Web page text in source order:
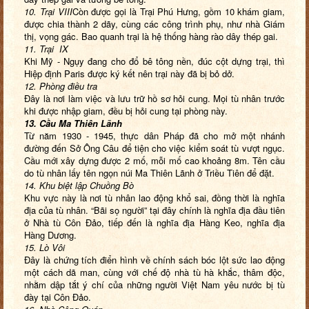
10. Trại VIIICòn được gọi là Trại Phú Hưng, gồm 10 khám giam,
được chia thành 2 dãy, cùng các công trình phụ, như nhà Giám
thị, vọng gác. Bao quanh trại là hệ thống hàng rào dây thép gai.
11. Trại IX
Khi Mỹ - Ngụy đang cho đổ bê tông nền, đúc cột dựng trại, thì
Hiệp định Paris được ký kết nên trại này đã bị bỏ dở.
12. Phòng điều tra
Đây là nơi làm việc và lưu trữ hồ sơ hỏi cung. Mọi tù nhân trước
khi được nhập giam, đều bị hỏi cung tại phòng này.
13. Cầu Ma Thiên Lãnh
Từ năm 1930 - 1945, thực dân Pháp đã cho mở một nhánh
đường đến Sở Ông Câu để tiện cho việc kiểm soát tù vượt ngục.
Cầu mới xây dựng được 2 mố, mỗi mố cao khoảng 8m. Tên cầu
do tù nhân lấy tên ngọn núi Ma Thiên Lãnh ở Triều Tiên để đặt.
14. Khu biệt lập Chuồng Bò
Khu vực này là nơi tù nhân lao động khổ sai, đồng thời là nghĩa
địa của tù nhân. “Bãi sọ người” tại đây chính là nghĩa địa đầu tiên
ở Nhà tù Côn Đảo, tiếp đến là nghĩa địa Hàng Keo, nghĩa địa
Hàng Dương.
15. Lò Vôi
Đây là chứng tích điển hình về chính sách bóc lột sức lao động
một cách dã man, cùng với chế độ nhà tù hà khắc, thâm độc,
nhằm dập tắt ý chí của những người Việt Nam yêu nước bị tù
đày tại Côn Đảo.